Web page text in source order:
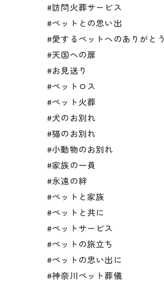
#訪問火葬サービス
#ペットとの思い出
#愛するペットへのありがとう
#天国への扉
#お見送り
#ペットロス
#ペット火葬
#犬のお別れ
#猫のお別れ
#小動物のお別れ
#家族の一員
#永遠の絆
#ペットと家族
#ペットと共に
#ペットサービス
#ペットの旅立ち
#ペットの思い出に
#神奈川ペット葬儀